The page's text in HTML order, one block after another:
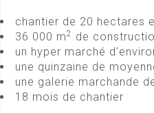
chantier de 20 hectares
36 000 m2
de
un hyper marché
une quinzaine de
une galerie marchande
18 mois de chantier